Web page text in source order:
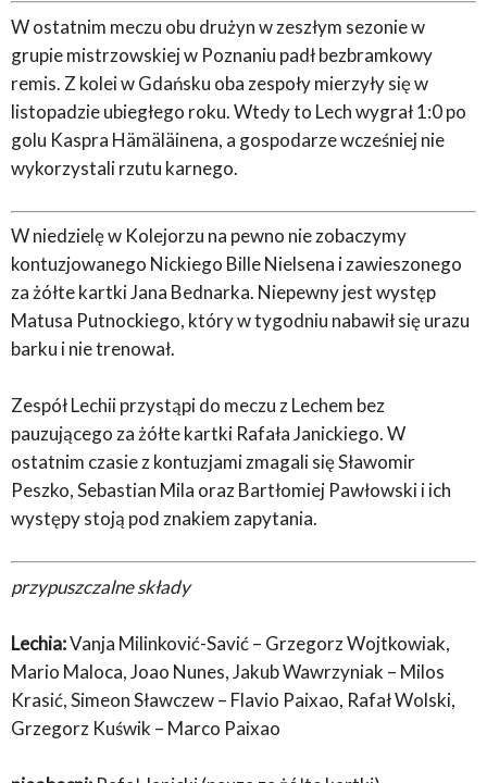
W ostatnim meczu obu drużyn w zeszłym sezonie w
grupie mistrzowskiej w Poznaniu padł bezbramkowy
remis. Z kolei w Gdańsku oba zespoły mierzyły się w
listopadzie ubiegłego roku. Wtedy to Lech wygrał 1:0 po
golu Kaspra Hämäläinena, a gospodarze wcześniej nie
wykorzystali rzutu karnego.
W niedzielę w Kolejorzu na pewno nie zobaczymy
kontuzjowanego Nickiego Bille Nielsena i zawieszonego
za żółte kartki Jana Bednarka. Niepewny jest występ
Matusa Putnockiego, który w tygodniu nabawił się urazu
barku i nie trenował.
Zespół Lechii przystąpi do meczu z Lechem bez
pauzującego za żółte kartki Rafała Janickiego. W
ostatnim czasie z kontuzjami zmagali się Sławomir
Peszko, Sebastian Mila oraz Bartłomiej Pawłowski i ich
występy stoją pod znakiem zapytania.
przypuszczalne składy
Lechia:Vanja Milinković-Savić – Grzegorz Wojtkowiak,
Mario Maloca, Joao Nunes, Jakub Wawrzyniak – Milos
Krasić, Simeon Sławczew – Flavio Paixao, Rafał Wolski,
Grzegorz Kuświk – Marco Paixao